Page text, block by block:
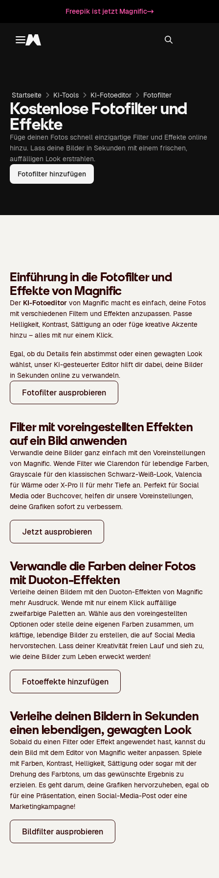
Freepik ist jetzt Magnific
Toggle menu
Magnific
Startseite KI-Tools KI-Fotoeditor Fotofilter
Kostenlose Fotofilter und
Effekte
Füge deinen Fotos schnell einzigartige Filter und Effekte online
hinzu. Lass deine Bilder in Sekunden mit einem frischen,
auffälligen Look erstrahlen.
Fotofilter hinzufügen
Einführung in die Fotofilter und
Effekte von Magnific
Der KI-Fotoeditor von Magnific macht es einfach, deine Fotos
mit verschiedenen Filtern und Effekten anzupassen. Passe
Helligkeit, Kontrast, Sättigung an oder füge kreative Akzente
hinzu – alles mit nur einem Klick.
Egal, ob du Details fein abstimmst oder einen gewagten Look
wählst, unser KI-gesteuerter Editor hilft dir dabei, deine Bilder
in Sekunden online zu verwandeln.
Fotofilter ausprobieren
Filter mit voreingestellten Effekten
auf ein Bild anwenden
Verwandle deine Bilder ganz einfach mit den Voreinstellungen
von Magnific. Wende Filter wie Clarendon für lebendige Farben,
Grayscale für den klassischen Schwarz-Weiß-Look, Valencia
für Wärme oder X-Pro II für mehr Tiefe an. Perfekt für Social
Media oder Buchcover, helfen dir unsere Voreinstellungen,
deine Grafiken sofort zu verbessern.
Jetzt ausprobieren
Verwandle die Farben deiner Fotos
mit Duoton-Effekten
Verleihe deinen Bildern mit den Duoton-Effekten von Magnific
mehr Ausdruck. Wende mit nur einem Klick auffällige
zweifarbige Paletten an. Wähle aus den voreingestellten
Optionen oder stelle deine eigenen Farben zusammen, um
kräftige, lebendige Bilder zu erstellen, die auf Social Media
hervorstechen. Lass deiner Kreativität freien Lauf und sieh zu,
wie deine Bilder zum Leben erweckt werden!
Fotoeffekte hinzufügen
Verleihe deinen Bildern in Sekunden
einen lebendigen, gewagten Look
Sobald du einen Filter oder Effekt angewendet hast, kannst du
dein Bild mit dem Editor von Magnific weiter anpassen. Spiele
mit Farben, Kontrast, Helligkeit, Sättigung oder sogar mit der
Drehung des Farbtons, um das gewünschte Ergebnis zu
erzielen. Es geht darum, deine Grafiken hervorzuheben, egal ob
für eine Präsentation, einen Social-Media-Post oder eine
Marketingkampagne!
Bildfilter ausprobieren